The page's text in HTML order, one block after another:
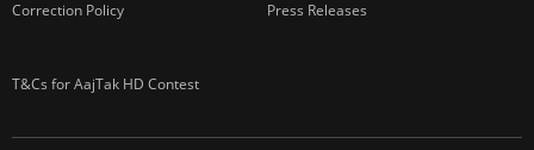
Correction Policy Press Releases
T&Cs for AajTak HD Contest